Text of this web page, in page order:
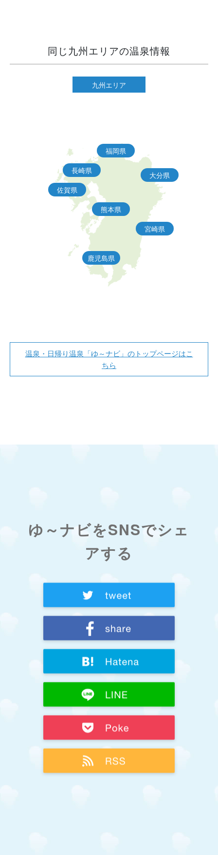
同じ九州エリアの温泉情報
九州エリア
福岡県
大分県
佐賀県
長崎県
熊本県
宮崎県
鹿児島県
温泉・日帰り温泉「ゆ～ナビ」のトップページはこ
ちら
ゆ～ナビをSNSでシェ
アする